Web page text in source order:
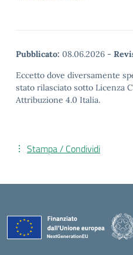
Pubblicato: 08.06.2026 -
Eccetto dove diversamente
stato rilasciato sotto Licenza
Attribuzione 4.0 Italia.
Stampa / Condividi